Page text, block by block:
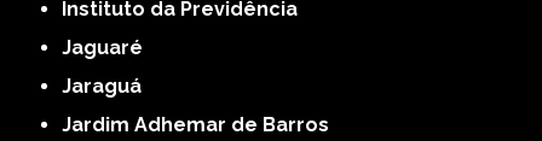
Instituto da Previdência
Jaguaré
Jaraguá
Jardim Adhemar de Barros